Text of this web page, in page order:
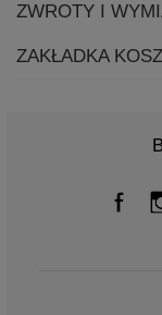
ZWROTY I
ZAKŁADKA